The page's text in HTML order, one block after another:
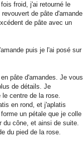
froid, j'ai retourné le
de pâte d'amande
de pâte avec un
puis je l'ai posé sur
pâte d'amandes. Je vous
de détails. Je
centre de la rose.
en rond, et j'aplatis
un pétale que je colle
du cône, et ainsi de suite.
du pied de la rose.